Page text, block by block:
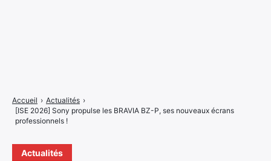
Actualités
Accueil › Actualités ›
[ISE 2026] Sony propulse les BRAVIA BZ-P, ses nouveaux écrans
professionnels !